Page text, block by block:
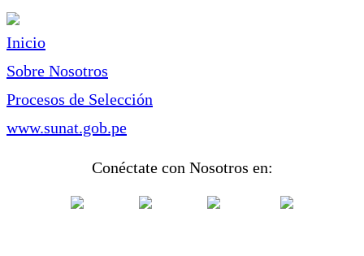
Inicio
Sobre Nosotros
Procesos de Selección
www.sunat.gob.pe
Conéctate con Nosotros en: